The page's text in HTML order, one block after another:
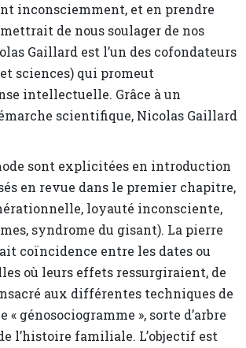
inconsciemment, et en prendre
de nous soulager de nos
Gaillard est l’un des cofondateurs
sciences) qui promeut
intellectuelle. Grâce à un
scientifique, Nicolas Gaillard
sont explicitées en introduction
en revue dans le premier chapitre,
loyauté inconsciente,
syndrome du gisant). La pierre
coïncidence entre les dates ou
où leurs effets ressurgiraient, de
aux différentes techniques de
génosociogramme », sorte d’arbre
l’histoire familiale. L’objectif est